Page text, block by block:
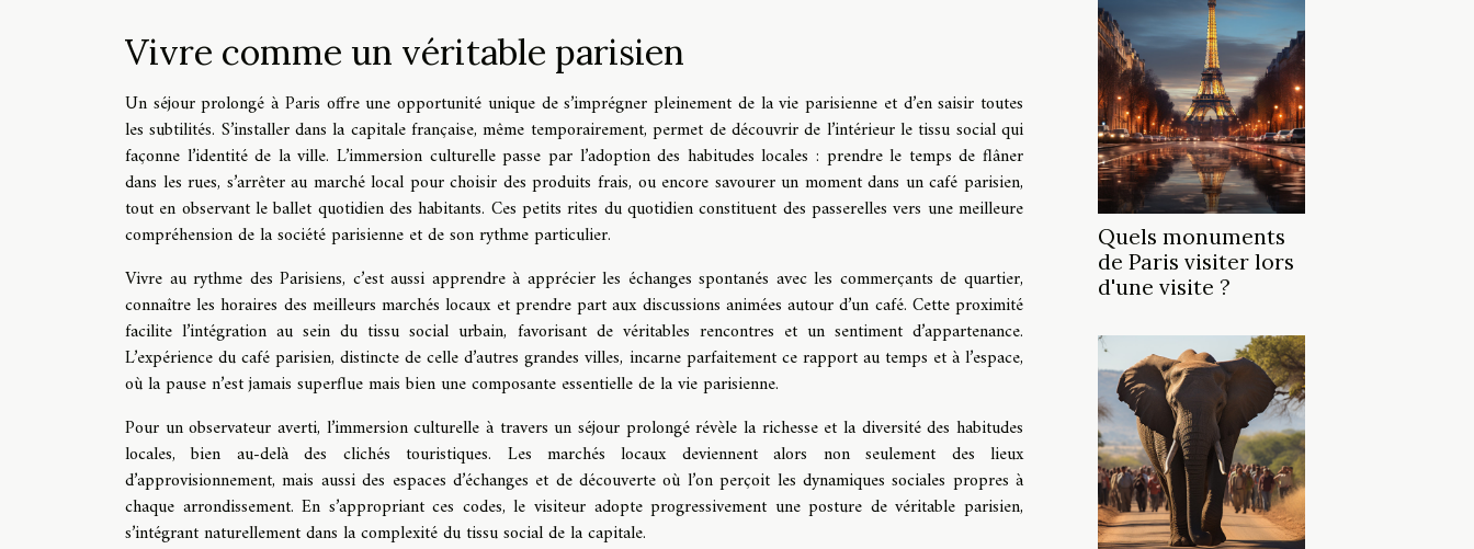
Vivre comme un véritable parisien
Un séjour prolongé à Paris offre une opportunité unique de s’imprégner pleinement de la vie parisienne et d’en saisir toutes
les subtilités. S’installer dans la capitale française, même temporairement, permet de découvrir de l’intérieur le tissu social qui
façonne l’identité de la ville. L’immersion culturelle passe par l’adoption des habitudes locales : prendre le temps de flâner
dans les rues, s’arrêter au marché local pour choisir des produits frais, ou encore savourer un moment dans un café parisien,
tout en observant le ballet quotidien des habitants. Ces petits rites du quotidien constituent des passerelles vers une meilleure
compréhension de la société parisienne et de son rythme particulier.
Vivre au rythme des Parisiens, c’est aussi apprendre à apprécier les échanges spontanés avec les commerçants de quartier,
connaître les horaires des meilleurs marchés locaux et prendre part aux discussions animées autour d’un café. Cette proximité
facilite l’intégration au sein du tissu social urbain, favorisant de véritables rencontres et un sentiment d’appartenance.
L’expérience du café parisien, distincte de celle d’autres grandes villes, incarne parfaitement ce rapport au temps et à l’espace,
où la pause n’est jamais superflue mais bien une composante essentielle de la vie parisienne.
Pour un observateur averti, l’immersion culturelle à travers un séjour prolongé révèle la richesse et la diversité des habitudes
locales, bien au-delà des clichés touristiques. Les marchés locaux deviennent alors non seulement des lieux
d’approvisionnement, mais aussi des espaces d’échanges et de découverte où l’on perçoit les dynamiques sociales propres à
chaque arrondissement. En s’appropriant ces codes, le visiteur adopte progressivement une posture de véritable parisien,
s’intégrant naturellement dans la complexité du tissu social de la capitale.
Quels monuments
de Paris visiter lors
d'une visite ?